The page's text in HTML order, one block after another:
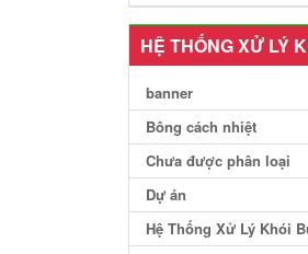
HỆ THỐNG XỬ LÝ
banner
Bông cách nhiệt
Chưa được phân loại
Dự án
Hệ Thống Xử Lý Khói